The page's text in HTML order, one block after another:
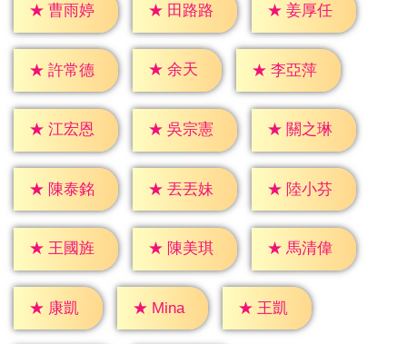
★ 曹雨婷 ★ 田路路 ★ 姜厚任
★ 許常德 ★ 余天 ★ 李亞萍
★ 江宏恩 ★ 吳宗憲 ★ 關之琳
★ 陳泰銘 ★ 丟丟妹 ★ 陸小芬
★ 王國旌 ★ 陳美琪 ★ 馬清偉
★ 康凱 ★ Mina ★ 王凱